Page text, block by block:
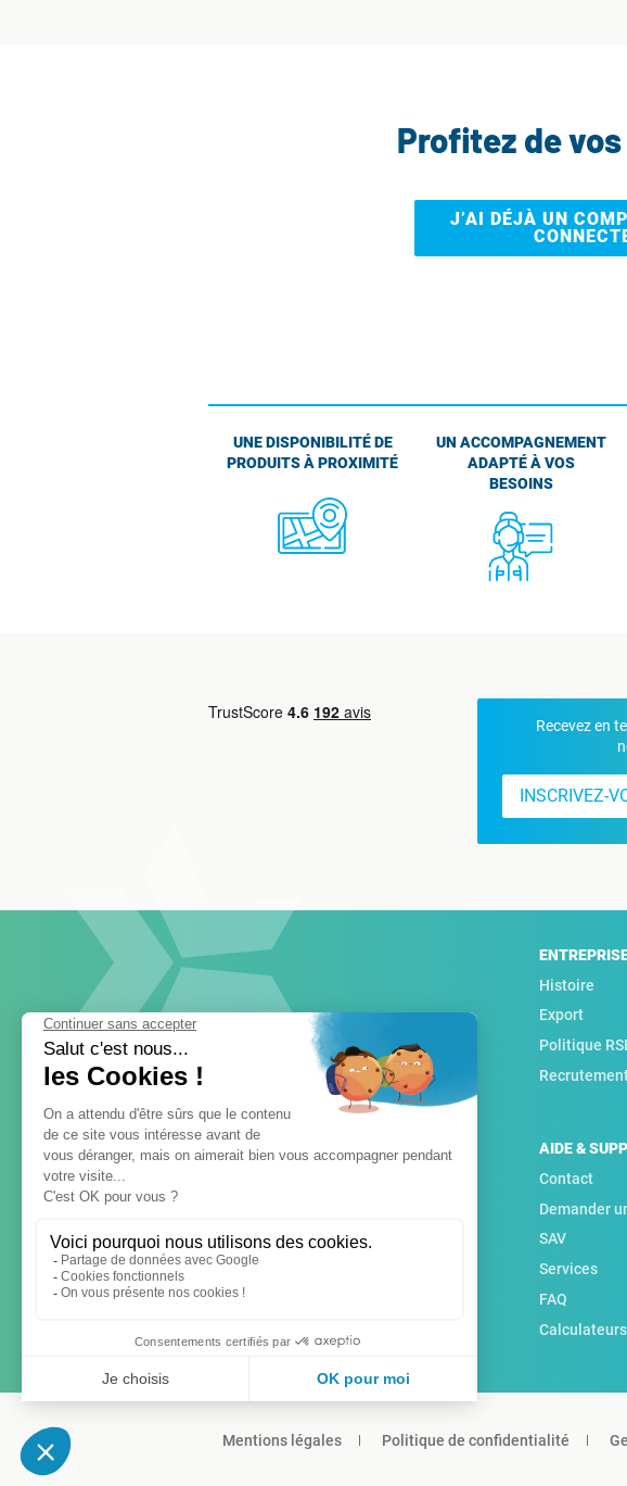
Profitez de
J’AI DÉJÀ UN
UNE DISPONIBILITÉ DE
PRODUITS À PROXIMITÉ
UN ACCOMPAGNEMENT
ADAPTÉ À VOS
BESOINS
Recevez en
INSCRIVEZ-
Histoire
Export
Politique
AIDE &
Contact
Demander
SAV
Services
FAQ
Calculateurs
Mentions légales Politique de confidentialité